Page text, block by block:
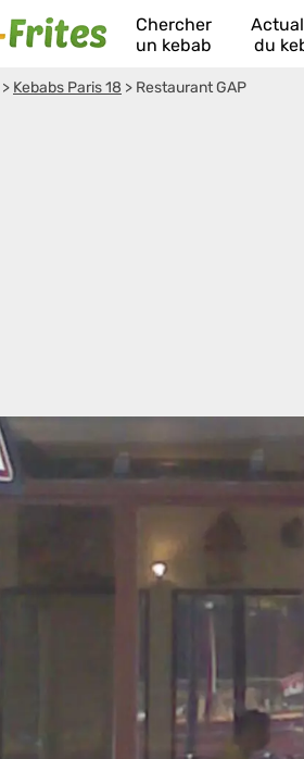
Chercher
un kebab
du
> Kebabs Paris 18 > Restaurant GAP